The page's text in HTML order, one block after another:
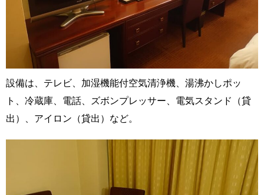
設備は、テレビ、加湿機能付空気清浄機、湯沸かしポッ
ト、冷蔵庫、電話、ズボンプレッサー、電気スタンド（貸
出）、アイロン（貸出）など。